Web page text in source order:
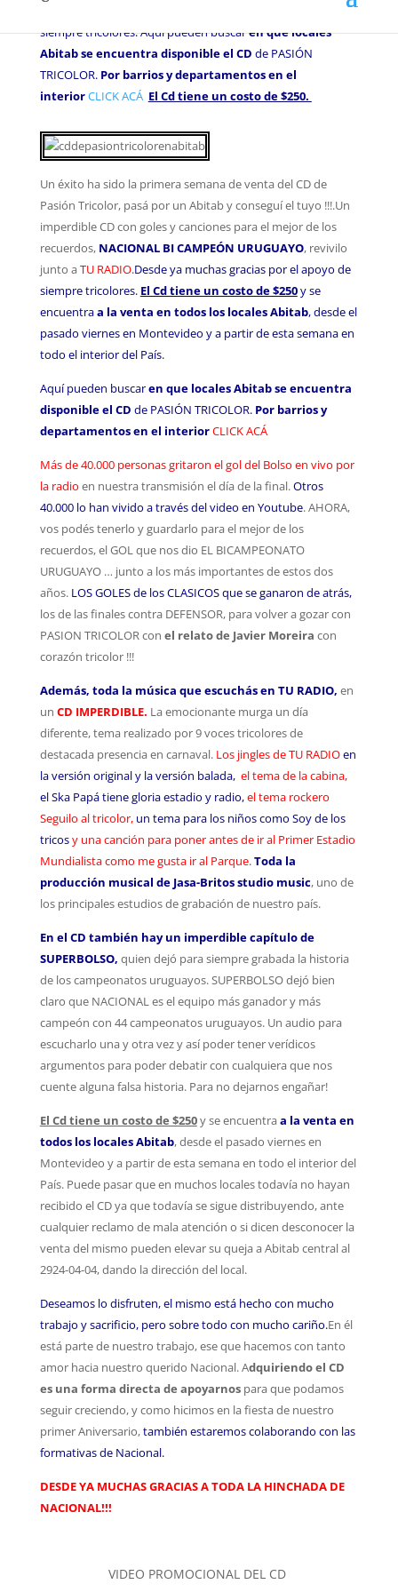
Desde ya muchas gracias por el apoyo de
siempre tricolores.Aquí pueden buscaren que locales
Abitab se encuentra disponible el CD de PASIÓN
TRICOLOR.Por barrios y departamentos en el
interiorCLICK ACÁ El Cd tiene un costo de $250.
Un éxito ha sido la primera semana de venta del CD de
Pasión Tricolor, pasá por un Abitab y conseguí el tuyo !!!.Un
imperdible CD con goles y canciones para el mejor de los
recuerdos, NACIONAL BI CAMPEÓN URUGUAYO, revivilo
junto aTU RADIO.Desde ya muchas gracias por el apoyo de
siempre tricolores. El Cd tiene un costo de $250y se
encuentraa la venta en todos los locales Abitab, desde el
pasado viernes en Montevideo y a partir de esta semana en
todo el interior del País.
Aquí pueden buscaren que locales Abitab se encuentra
disponible el CD de PASIÓN TRICOLOR.Por barrios y
departamentos en el interiorCLICK ACÁ
Más de 40.000 personas gritaron el gol del Bolso en vivo por
la radio en nuestra transmisión el día de la final.Otros
40.000 lo han vivido a través del video en Youtube. AHORA,
vos podés tenerlo y guardarlo para el mejor de los
recuerdos, el GOL que nos dio EL BICAMPEONATO
URUGUAYO … junto a los más importantes de estos dos
años.LOS GOLES de los CLASICOS que se ganaron de atrás,
los de las finales contra DEFENSOR, para volver a gozar con
PASION TRICOLOR con el relato de Javier Moreira con
corazón tricolor !!!
Además, toda la música que escuchás en TU RADIO, en
un CD IMPERDIBLE. La emocionante murga un día
diferente, tema realizado por 9 voces tricolores de
destacada presencia en carnaval. Los jingles de TU RADIOen
la versión original y la versión balada, el tema de la cabina,
el Ska Papá tiene gloria estadio y radio,el tema rockero
Seguilo al tricolor,un tema para los niños como Soy de los
tricosy una canción para poner antes de ir al Primer Estadio
Mundialista como me gusta ir al Parque.Toda la
producción musical de Jasa-Britos studio music, uno de
los principales estudios de grabación de nuestro país.
En el CD también hay un imperdible capítulo de
SUPERBOLSO, quien dejó para siempre grabada la historia
de los campeonatos uruguayos. SUPERBOLSO dejó bien
claro que NACIONAL es el equipo más ganador y más
campeón con 44 campeonatos uruguayos. Un audio para
escucharlo una y otra vez y así poder tener verídicos
argumentos para poder debatir con cualquiera que nos
cuente alguna falsa historia. Para no dejarnos engañar!
El Cd tiene un costo de $250y se encuentraa la venta en
todos los locales Abitab, desde el pasado viernes en
Montevideo y a partir de esta semana en todo el interior del
País. Puede pasar que en muchos locales todavía no hayan
recibido el CD ya que todavía se sigue distribuyendo, ante
cualquier reclamo de mala atención o si dicen desconocer la
venta del mismo pueden elevar su queja a Abitab central al
2924-04-04, dando la dirección del local.
Deseamos lo disfruten, el mismo está hecho con mucho
trabajo y sacrificio, pero sobre todo con mucho cariño.En él
está parte de nuestro trabajo, ese que hacemos con tanto
amor hacia nuestro querido Nacional. Adquiriendo el CD
es una forma directa de apoyarnospara que podamos
seguir creciendo, y como hicimos en la fiesta de nuestro
primer Aniversario,también estaremos colaborando con las
formativas de Nacional.
DESDE YA MUCHAS GRACIAS A TODA LA HINCHADA DE
NACIONAL!!!
VIDEO PROMOCIONAL DEL CD